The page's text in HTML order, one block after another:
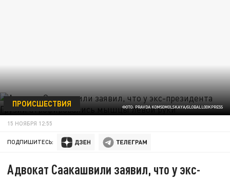
ФОТО: PRAVDA KOMSOMOLSKAYA/GLOBALLOOKPRESS
ПРОИСШЕСТВИЯ
15 НОЯБРЯ 12:55
ПОДПИШИТЕСЬ:
Адвокат Саакашвили заявил, что у экс-